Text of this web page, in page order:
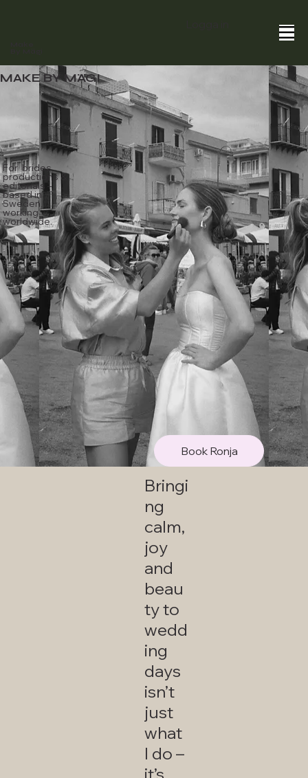
MAKE BY MÄGI
For brides,
productions &
editorials –
based in
Sweden,
working
worldwide.
Book Ronja
Bringi
ng
calm,
joy
and
beau
ty to
wedd
ing
days
isn’t
just
what
I do –
it’s